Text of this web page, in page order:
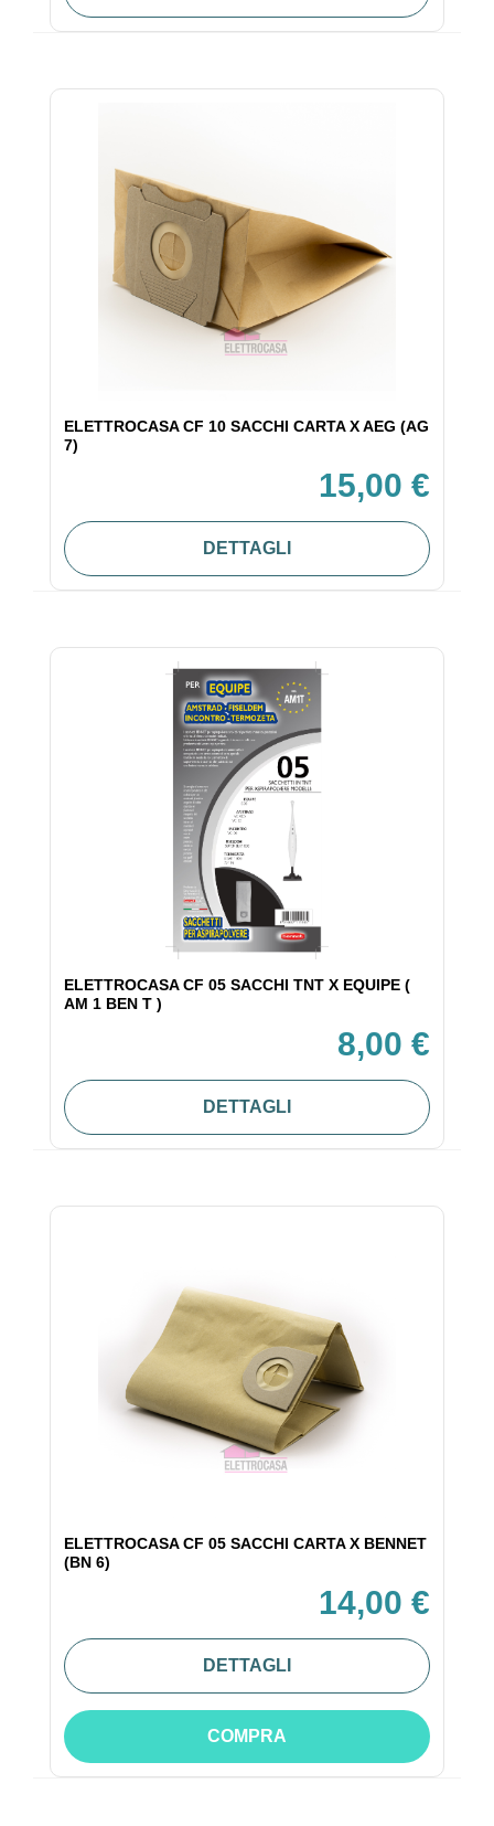
ELETTROCASA CF 10 SACCHI CARTA X AEG (AG
7)
15,00 €
DETTAGLI
ELETTROCASA CF 05 SACCHI TNT X EQUIPE (
AM 1 BEN T )
8,00 €
DETTAGLI
ELETTROCASA CF 05 SACCHI CARTA X BENNET
(BN 6)
14,00 €
DETTAGLI
COMPRA